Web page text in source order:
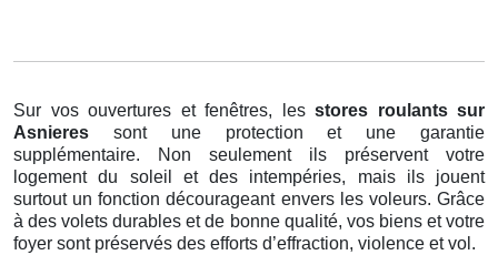
Sur vos ouvertures et fenêtres, les stores roulants sur
Asnieres sont une protection et une garantie
supplémentaire. Non seulement ils préservent votre
logement du soleil et des intempéries, mais ils jouent
surtout un fonction décourageant envers les voleurs. Grâce
à des volets durables et de bonne qualité, vos biens et votre
foyer sont préservés des efforts d’effraction, violence et vol.